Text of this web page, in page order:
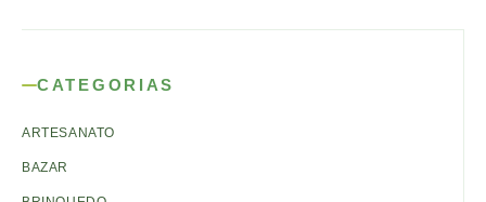
CATEGORIAS
ARTESANATO
BAZAR